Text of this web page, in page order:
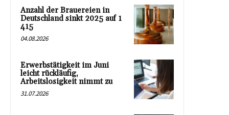
Anzahl der Brauereien in
Deutschland sinkt 2025 auf 1
415
04.08.2026
Erwerbstätigkeit im Juni
leicht rückläufig,
Arbeitslosigkeit nimmt zu
31.07.2026